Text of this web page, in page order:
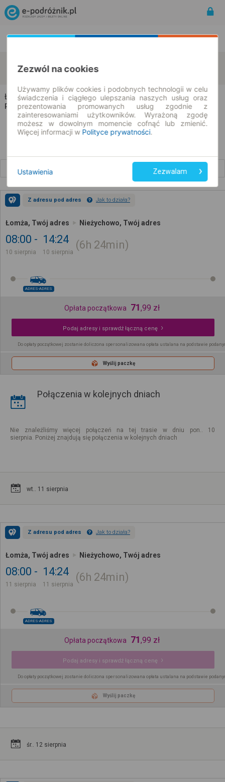
10.08.2026 | -- : --
Łomża → Nieżychowo
Rozkład jazdy i bilety
Z adresu pod adres Jak to działa?
Łomża, Twój adres Nieżychowo, Twój adres
08:00
10 sierpnia
14:24
10 sierpnia
6h 24min
ADRES-ADRES
Opłata początkowa 71,99 zł
Podaj adresy i sprawdź łączną cenę
Do opłaty początkowej zostanie doliczona spersonalizowana opłata ustalana na podstawie
Wyślij paczkę
Połączenia w kolejnych dniach
Nie znaleźliśmy więcej połączeń na tej trasie w dniu pon.. 10
sierpnia. Poniżej znajdują się połączenia w kolejnych dniach
wt.. 11 sierpnia
Z adresu pod adres Jak to działa?
Łomża, Twój adres Nieżychowo, Twój adres
08:00
11 sierpnia
14:24
11 sierpnia
6h 24min
ADRES-ADRES
Opłata początkowa 71,99 zł
Podaj adresy i sprawdź łączną cenę
Do opłaty początkowej zostanie doliczona spersonalizowana opłata ustalana na podstawie
Wyślij paczkę
śr.. 12 sierpnia
Zezwól na cookies
Używamy plików cookies i podobnych technologii w celu
świadczenia i ciągłego ulepszania naszych usług oraz
prezentowania promowanych usług zgodnie z
zainteresowaniami użytkowników. Wyrażoną zgodę
możesz w dowolnym momencie cofnąć lub zmienić.
Więcej informacji w Polityce prywatności.
Ustawienia Zezwalam